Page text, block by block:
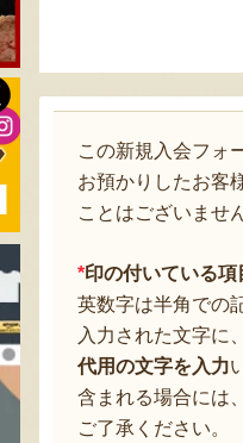
この新規入会フォ
お預かりしたお客
ことはございませ
*印の付いている項
英数字は半角での
入力された文字に、
代用の文字を入力
含まれる場合には
ご了承ください。